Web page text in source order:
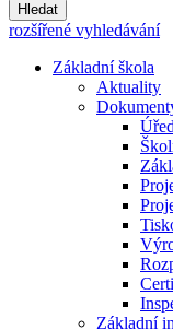
Hledat
rozšířené vyhledávání
Základní škola
Aktuality
Základní